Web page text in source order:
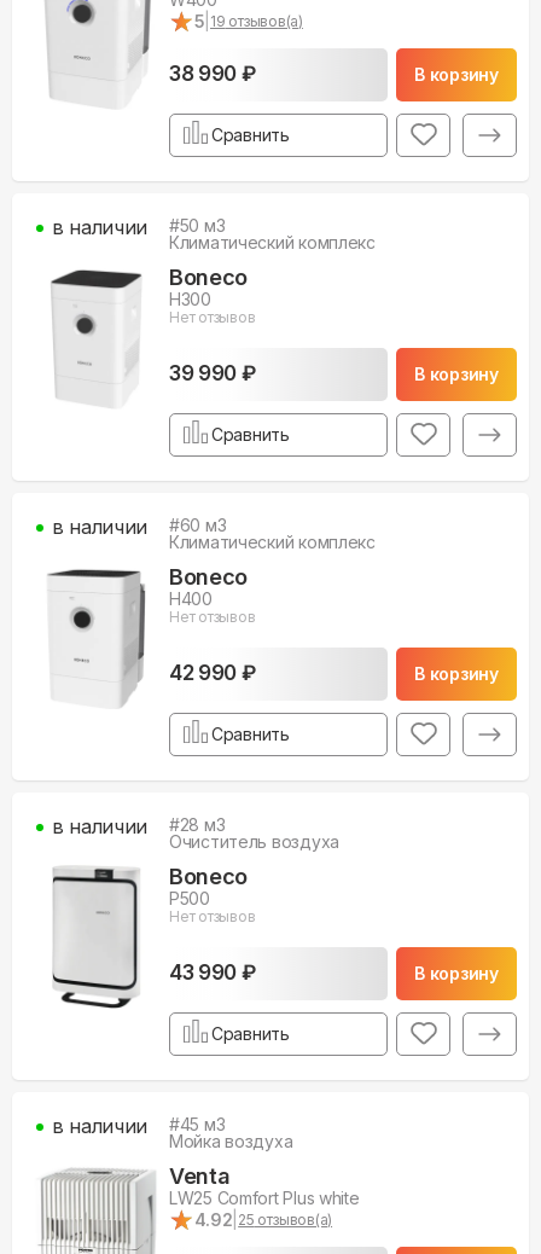
★
★5 19 отзывов(а)
38 990 ₽ В корзину
Сравнить
#50 м3
Климатический комплекс
Boneco
H300
Нет отзывов
39 990 ₽ В корзину
в наличии
Сравнить
#60 м3
Климатический комплекс
Boneco
H400
Нет отзывов
42 990 ₽ В корзину
в наличии
Сравнить
#28 м3
Очиститель воздуха
Boneco
P500
Нет отзывов
43 990 ₽ В корзину
в наличии
Сравнить
#45 м3
Мойка воздуха
Venta
LW25 Comfort Plus white
★
★4.92 25 отзывов(а)
в наличии